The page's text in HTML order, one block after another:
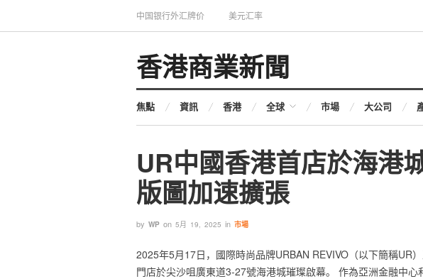
中国银行外汇牌价 美元汇率
香港商業新聞
焦點 資訊 香港 全球 市場 大公司
UR中國香港首店於海港
版圖加速擴張
by WP on 5月 19, 2025 in 市場
2025年5月17日，國際時尚品牌URBAN REVIVO（以下簡稱UR
門店於尖沙咀廣東道3-27號海港城璀璨啟幕。 作為亞洲金融中